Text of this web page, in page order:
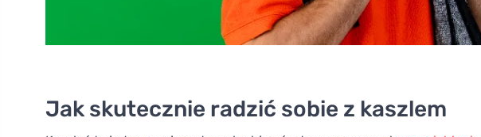
Jak skutecznie radzić sobie z kaszlem